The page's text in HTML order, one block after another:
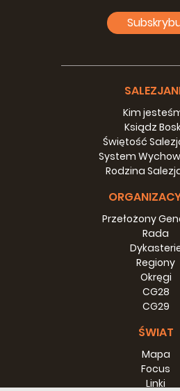
krokiem, ale może być bardzo
środowiska poprzez
Kim
Ksiądz
Świętość
System
Rodzina
Przełożony
Rada
Regiony
Okręgi
CG28
CG29
ŚWIAT
Mapa
Focus
Linki